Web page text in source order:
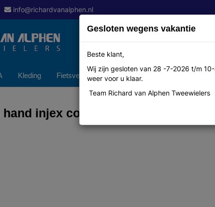
info@richardvanalphen.nl
Kleding Fietsverzekering Over ons
injex control alm m/meter zi
Gesloten wegens vakantie
Beste klant,
Wij zijn gesloten van 28 -7-2026 t/m
weer voor u klaar.
Team Richard van Alphen Tweewielers